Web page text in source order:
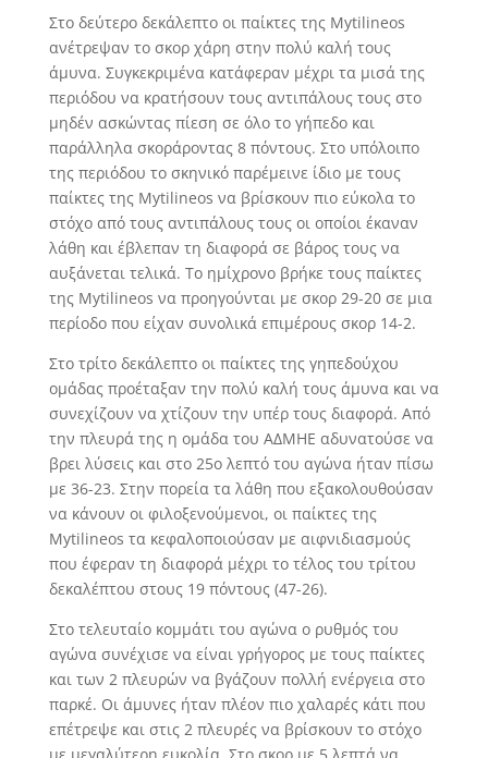
Στο δεύτερο δεκάλεπτο οι παίκτες της Mytilineos
ανέτρεψαν το σκορ χάρη στην πολύ καλή τους
άμυνα. Συγκεκριμένα κατάφεραν μέχρι τα μισά της
περιόδου να κρατήσουν τους αντιπάλους τους στο
μηδέν ασκώντας πίεση σε όλο το γήπεδο και
παράλληλα σκοράροντας 8 πόντους. Στο υπόλοιπο
της περιόδου το σκηνικό παρέμεινε ίδιο με τους
παίκτες της Mytilineos να βρίσκουν πιο εύκολα το
στόχο από τους αντιπάλους τους οι οποίοι έκαναν
λάθη και έβλεπαν τη διαφορά σε βάρος τους να
αυξάνεται τελικά. Tο ημίχρονο βρήκε τους παίκτες
της Mytilineos να προηγούνται με σκορ 29-20 σε μια
περίοδο που είχαν συνολικά επιμέρους σκορ 14-2.
Στο τρίτο δεκάλεπτο οι παίκτες της γηπεδούχου
ομάδας προέταξαν την πολύ καλή τους άμυνα και να
συνεχίζουν να χτίζουν την υπέρ τους διαφορά. Από
την πλευρά της η ομάδα του ΑΔΜΗΕ αδυνατούσε να
βρει λύσεις και στο 25ο λεπτό του αγώνα ήταν πίσω
με 36-23. Στην πορεία τα λάθη που εξακολουθούσαν
να κάνουν οι φιλοξενούμενοι, οι παίκτες της
Mytilineos τα κεφαλοποιούσαν με αιφνιδιασμούς
που έφεραν τη διαφορά μέχρι το τέλος του τρίτου
δεκαλέπτου στους 19 πόντους (47-26).
Στο τελευταίο κομμάτι του αγώνα ο ρυθμός του
αγώνα συνέχισε να είναι γρήγορος με τους παίκτες
και των 2 πλευρών να βγάζουν πολλή ενέργεια στο
παρκέ. Οι άμυνες ήταν πλέον πιο χαλαρές κάτι που
επέτρεψε και στις 2 πλευρές να βρίσκουν το στόχο